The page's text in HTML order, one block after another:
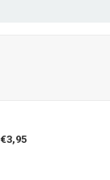
€3,95